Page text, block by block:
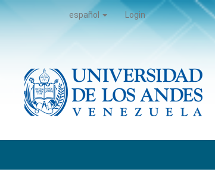
español Login